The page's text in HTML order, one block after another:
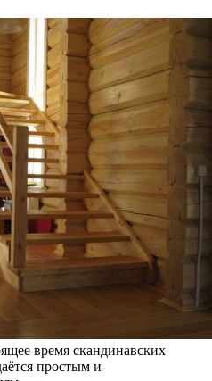
время скандинавских
простым и